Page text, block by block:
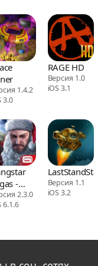
1.4.2
3.0
RAGE HD
Версия 1.0
iOS 3.1
-
2.3.0
6.1.6
LastStandStan
Версия 1.1
iOS 3.2